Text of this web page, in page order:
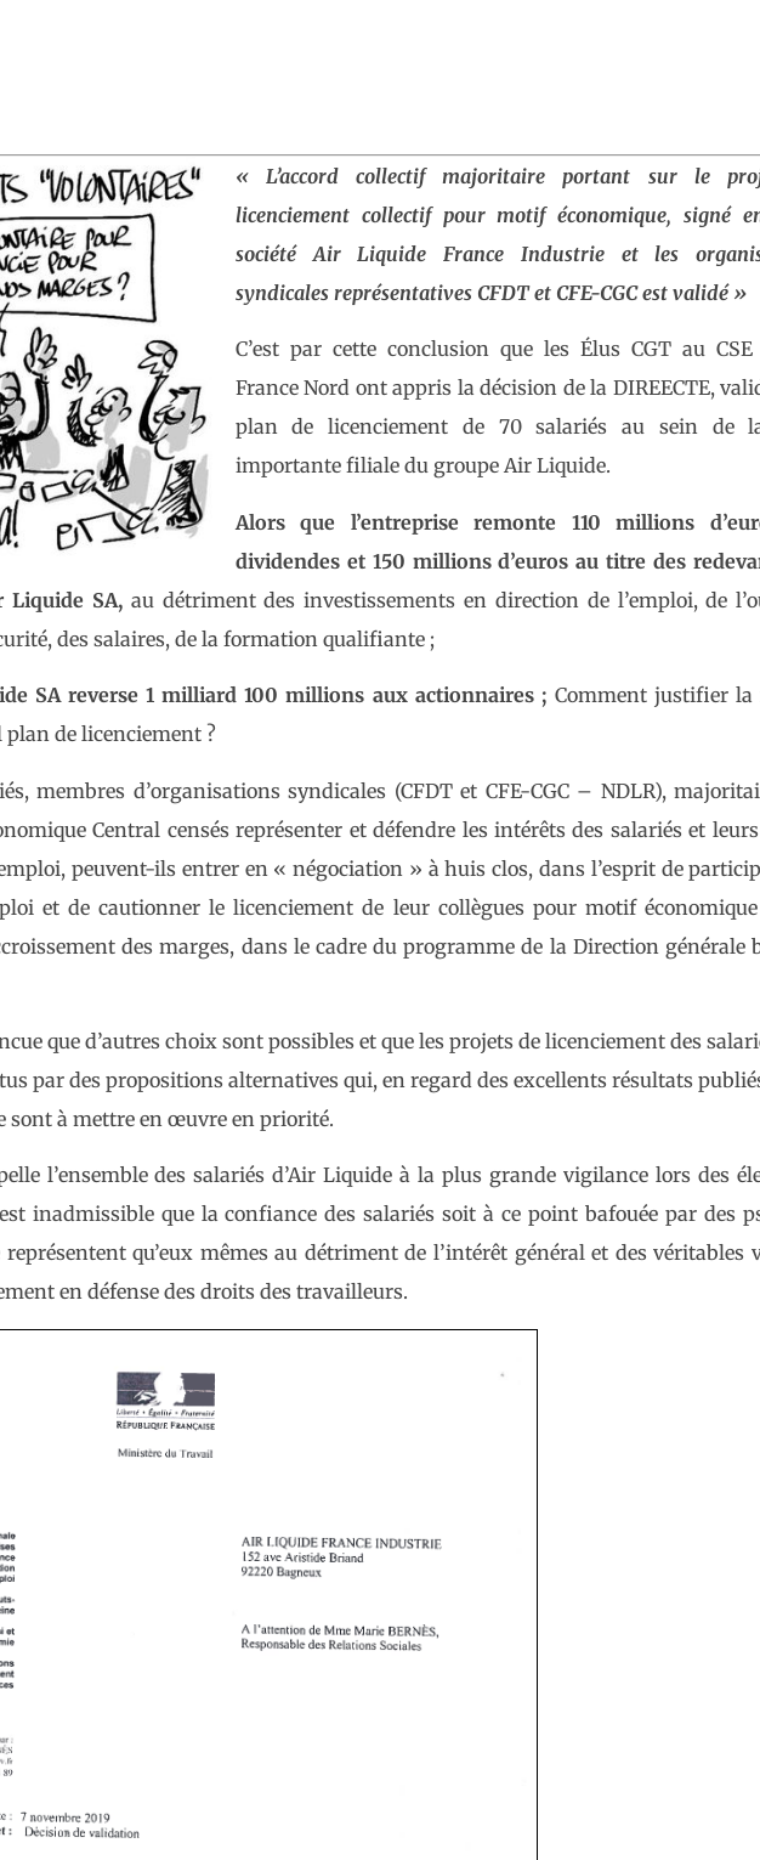
« L’accord collectif majoritaire portant sur le
licenciement collectif pour motif économique, signé
société Air Liquide France Industrie et les
syndicales représentatives CFDT et CFE-CGC est validé »
C’est par cette conclusion que les Élus CGT au
France Nord ont appris la décision de la DIREECTE,
plan de licenciement de 70 salariés au sein de
importante filiale du groupe Air Liquide.
Alors que l’entreprise remonte 110 millions
dividendes et 150 millions d’euros au titre des
Liquide SA,au détriment des investissements en direction de l’emploi, de
des salaires, de la formation qualifiante ;
SA reverse 1 milliard 100 millions aux actionnaires ; Comment justifier la
plan de licenciement ?
membres d’organisations syndicales (CFDT et CFE-CGC – NDLR),
Central censés représenter et défendre les intérêts des salariés et
peuvent-ils entrer en « négociation » à huis clos, dans l’esprit de
et de cautionner le licenciement de leur collègues pour motif
des marges, dans le cadre du programme de la Direction générale
que d’autres choix sont possibles et que les projets de licenciement des
par des propositions alternatives qui, en regard des excellents résultats
sont à mettre en œuvre en priorité.
l’ensemble des salariés d’Air Liquide à la plus grande vigilance lors des
inadmissible que la confiance des salariés soit à ce point bafouée par des
qu’eux mêmes au détriment de l’intérêt général et des véritables
en défense des droits des travailleurs.